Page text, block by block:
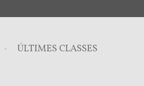
ÚLTIMES CLASSES